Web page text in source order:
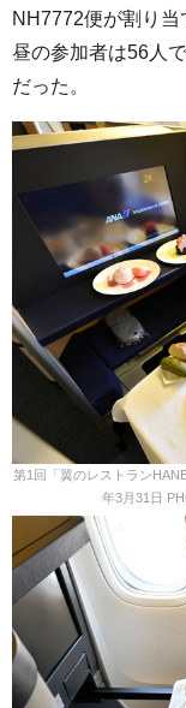
NH7772便が割り当
昼の参加者は56人
だった。
第1回「翼のレストラン
年3月31日